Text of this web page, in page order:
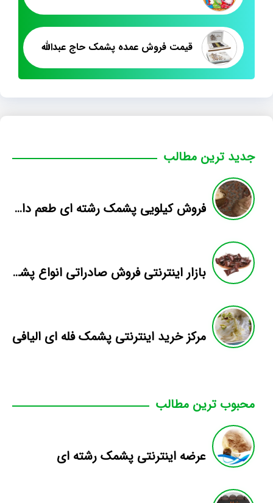
قیمت فروش عمده پشمک حاج عبدالله
جدید ترین مطالب
فروش کیلویی پشمک رشته ای طعم دار میوه
بازار اینترنتی فروش صادراتی انواع پشمک الیافی/شکلاتی
مرکز خرید اینترنتی پشمک فله ای الیافی
محبوب ترین مطالب
عرضه اینترنتی پشمک رشته ای